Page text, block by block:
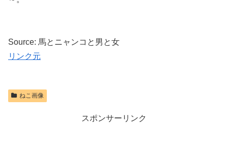
Source: 馬とニャンコと男と女
リンク元
ねこ画像
スポンサーリンク